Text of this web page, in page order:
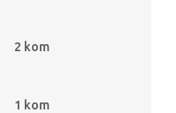
2 kom
1 kom